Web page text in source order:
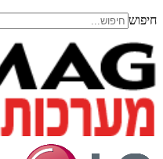
חיפוש